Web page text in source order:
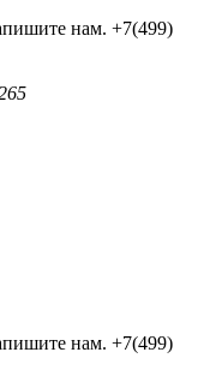
нам. +7(499)
нам. +7(499)